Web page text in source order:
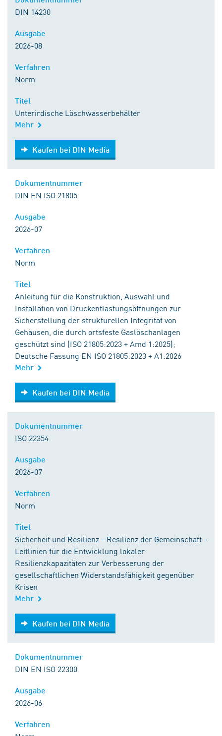
DIN 14230
2026-08
Norm
Unterirdische Löschwasserbehälter
Mehr
Kaufen bei DIN Media
Kaufen bei DIN Media
DIN EN ISO 21805
2026-07
Norm
Anleitung für die Konstruktion, Auswahl und
Installation von Druckentlastungsöffnungen zur
Sicherstellung der strukturellen Integrität von
Gehäusen, die durch ortsfeste Gaslöschanlagen
geschützt sind (ISO 21805:2023 + Amd 1:2025);
Deutsche Fassung EN ISO 21805:2023 + A1:2026
Mehr
Kaufen bei DIN Media
Kaufen bei DIN Media
ISO 22354
2026-07
Norm
Sicherheit und Resilienz - Resilienz der Gemeinschaft -
Leitlinien für die Entwicklung lokaler
Resilienzkapazitäten zur Verbesserung der
gesellschaftlichen Widerstandsfähigkeit gegenüber
Krisen
Mehr
Kaufen bei DIN Media
Kaufen bei DIN Media
DIN EN ISO 22300
2026-06